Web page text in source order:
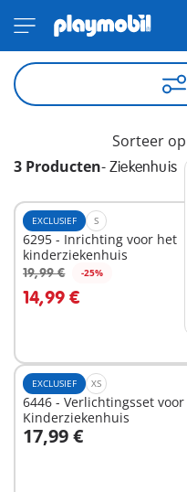
3 Producten- Ziekenhuis
Sorteer op
EXCLUSIEF S
6295 - Inrichting voor het
kinderziekenhuis
19,99 € -25%
14,99 €
In winkelwagen
EXCLUSIEF XS
6446 - Verlichtingsset voor
Kinderziekenhuis
17,99 €
In winkelwagen